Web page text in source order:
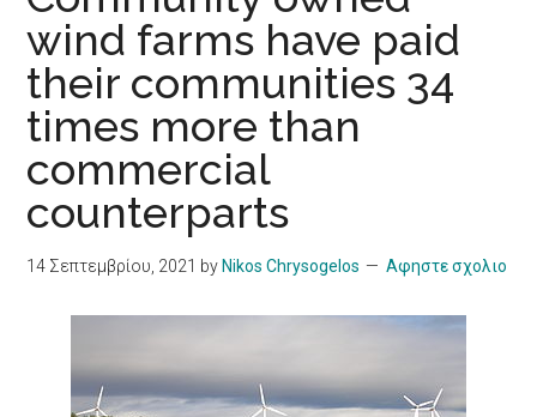
wind farms have paid
their communities 34
times more than
commercial
counterparts
14 Σεπτεμβρίου, 2021 by Nikos Chrysogelos Αφηστε σχολιο